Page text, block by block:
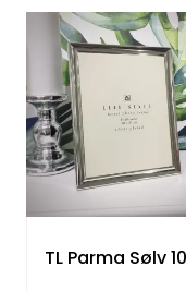
TL Parma Sølv
Malerier
Speil
Trykk av bilder/
SOMMEROUTLET